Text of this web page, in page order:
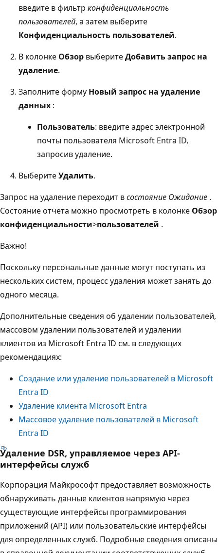
введите в фильтр конфиденциальность
пользователей, а затем выберите
Конфиденциальность пользователей.
В колонке Обзор выберитеДобавить запрос на
удаление.
Заполните форму Новый запрос на удаление
данных :
Пользователь: введите адрес электронной
почты пользователя Microsoft Entra ID,
запросив удаление.
ВыберитеУдалить.
Запрос на удаление переходит всостояние Ожидание .
Состояние отчета можно просмотреть в колонке Обзор
конфиденциальности>пользователей .
Важно!
Поскольку персональные данные могут поступать из
нескольких систем, процесс удаления может занять до
одного месяца.
Дополнительные сведения об удалении пользователей,
массовом удалении пользователей и удалении
клиентов из Microsoft Entra ID см. в следующих
рекомендациях:
Создание или удаление пользователей в Microsoft
Entra ID
Удаление клиента Microsoft Entra
Массовое удаление пользователей в Microsoft
Entra ID
Удаление DSR, управляемое через API-
интерфейсы служб
Корпорация Майкрософт предоставляет возможность
обнаруживать данные клиентов напрямую через
существующие интерфейсы программирования
приложений (API) или пользовательские интерфейсы
для определенных служб. Подробные сведения описаны